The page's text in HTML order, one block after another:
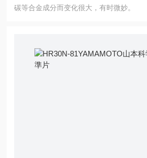
碳等合金成分而变化很大，有时微妙。